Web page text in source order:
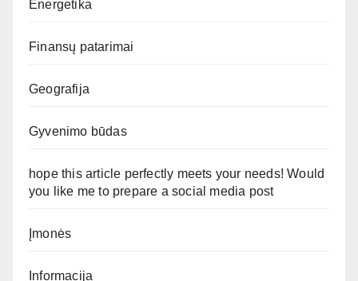
Energetika
Finansų patarimai
Geografija
Gyvenimo būdas
hope this article perfectly meets your needs! Would
you like me to prepare a social media post
Įmonės
Informacija